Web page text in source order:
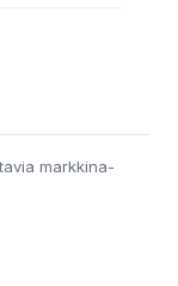
markkina-